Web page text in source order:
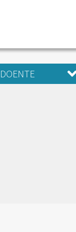
DOENTE